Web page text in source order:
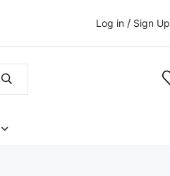
Log in / Sign Up